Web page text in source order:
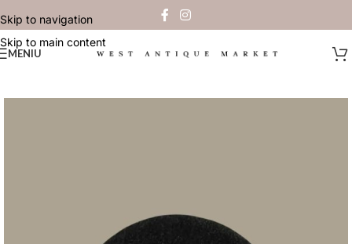
Skip to navigation
Skip to main content
MENIU